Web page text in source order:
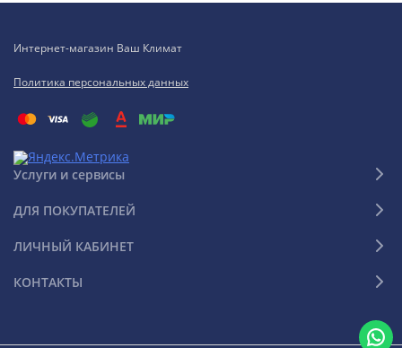
Интернет-магазин Ваш Климат
Политика персональных данных
Услуги и сервисы
ДЛЯ ПОКУПАТЕЛЕЙ
ЛИЧНЫЙ КАБИНЕТ
КОНТАКТЫ